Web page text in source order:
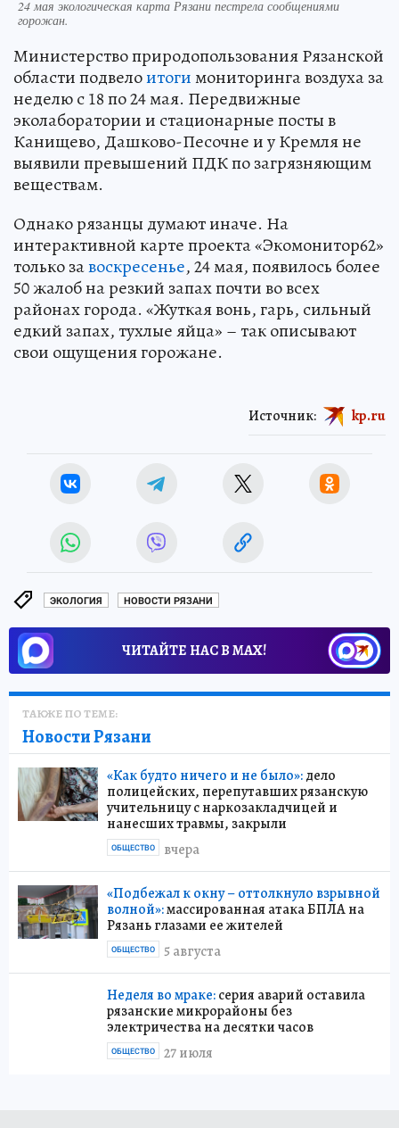
24 мая экологическая карта Рязани пестрела сообщениями
горожан.
Министерство природопользования Рязанской
области подвелоитогимониторинга воздуха за
неделю с 18 по 24 мая. Передвижные
эколаборатории и стационарные посты в
Канищево, Дашково-Песочне и у Кремля не
выявили превышений ПДК по загрязняющим
веществам.
Однако рязанцы думают иначе. На
интерактивной карте проекта «Экомонитор62»
только завоскресенье, 24 мая, появилось более
50 жалоб на резкий запах почти во всех
районах города. «Жуткая вонь, гарь, сильный
едкий запах, тухлые яйца» – так описывают
свои ощущения горожане.
Источник: kp.ru
ЭКОЛОГИЯ НОВОСТИ РЯЗАНИ
ЧИТАЙТЕ НАС В МАХ!
ТАКЖЕ ПО ТЕМЕ:
Новости Рязани
«Как будто ничего и не было»:дело
полицейских, перепутавших рязанскую
учительницу с наркозакладчицей и
нанесших травмы, закрыли
вчера
ОБЩЕСТВО
«Подбежал к окну – оттолкнуло взрывной
волной»:массированная атака БПЛА на
Рязань глазами ее жителей
5 августа
ОБЩЕСТВО
Неделя во мраке:серия аварий оставила
рязанские микрорайоны без
электричества на десятки часов
27 июля
ОБЩЕСТВО